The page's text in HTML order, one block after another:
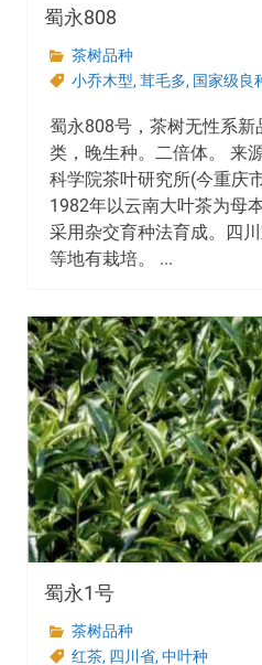
蜀永808
茶树品种
小乔木型, 茸毛多, 国家级良
蜀永808号，茶树无性系
类，晚生种。二倍体。 来
科学院茶叶研究所(今重庆
1982年以云南大叶茶为母
采用杂交育种法育成。四
等地有栽培。 ...
蜀永1号
茶树品种
红茶, 四川省, 中叶种